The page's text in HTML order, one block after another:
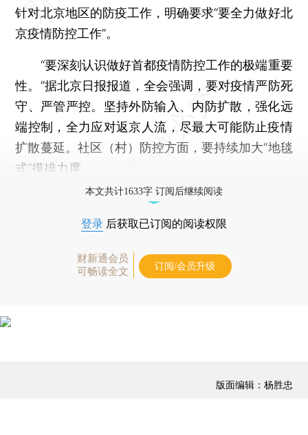
针对北京地区的防疫工作，明确要求“要全力做好北
京疫情防控工作”。
“要深刻认识做好首都疫情防控工作的极端重要
性。”据北京日报报道，全会强调，要对疫情严防死
守、严管严控。坚持外防输入、内防扩散，强化远
端控制，全力应对返京人流，尽最大可能防止疫情
扩散蔓延。社区（村）防控方面，要持续加大“地毯
式”摸排力度。
本文共计1633字 订阅后继续阅读
登录 后获取已订阅的阅读权限
财新通会员
可畅读全文
订阅/会员升级
版面编辑：杨胜忠